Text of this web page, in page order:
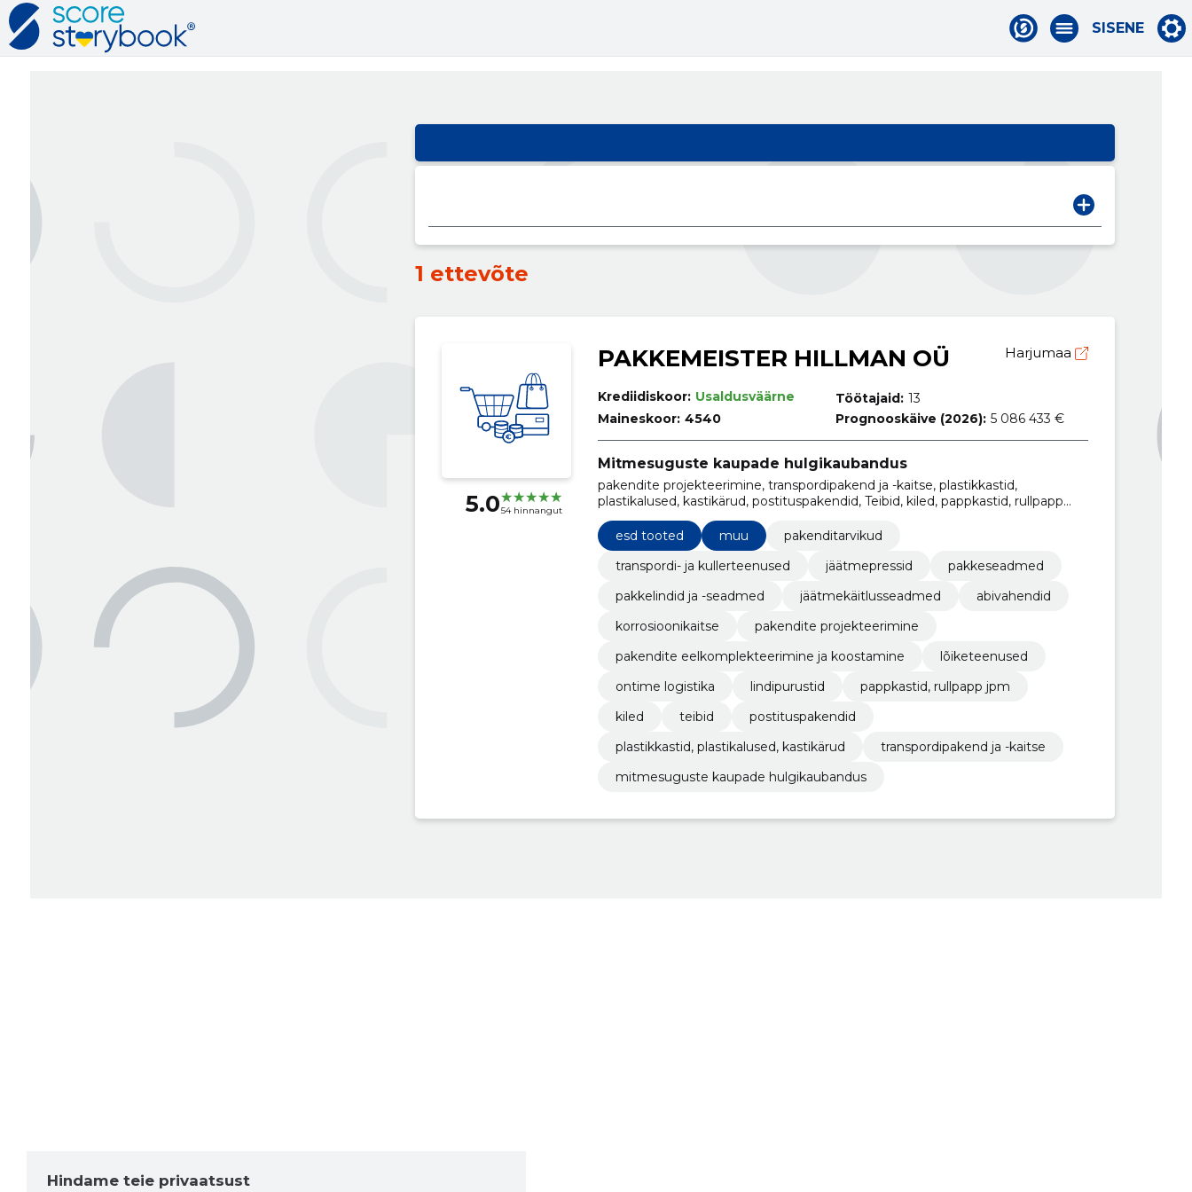
SISENE
1 ettevõte
5.054 hinnangut
PAKKEMEISTER HILLMAN OÜ Harjumaa
Krediidiskoor: Usaldusväärne
Maineskoor: 4540
Töötajaid: 13
Prognooskäive (2026): 5 086 433 €
Mitmesuguste kaupade hulgikaubandus
pakendite projekteerimine, transpordipakend ja -kaitse, plastikkastid,
plastikalused, kastikärud, postituspakendid, Teibid, kiled, pappkastid, rullpapp
jpm, lindipurustid, ontime logistika, lõiketeenused
esd tooted
muu
pakenditarvikud
transpordi- ja kullerteenused
jäätmepressid
pakkeseadmed
pakkelindid ja -seadmed
jäätmekäitlusseadmed
abivahendid
korrosioonikaitse
pakendite projekteerimine
pakendite eelkomplekteerimine ja koostamine
lõiketeenused
ontime logistika
lindipurustid
pappkastid, rullpapp jpm
kiled
teibid
postituspakendid
plastikkastid, plastikalused, kastikärud
transpordipakend ja -kaitse
mitmesuguste kaupade hulgikaubandus
Hindame teie privaatsust